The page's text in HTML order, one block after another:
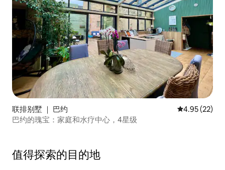
联排别墅 ｜ 巴约 平均评分
4.95 (22)
巴约的瑰宝：家庭和水疗中心，4星级
值得探索的目的地